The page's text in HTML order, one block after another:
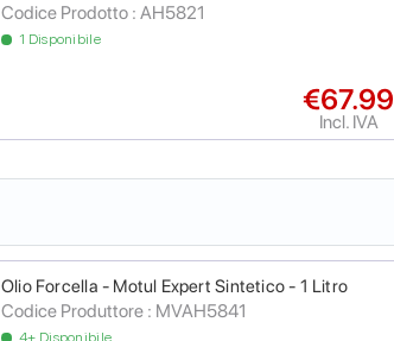
Codice Prodotto : AH5821
1 Disponibile
€67.99
Incl. IVA
Olio Forcella - Motul Expert Sintetico - 1 Litro
Codice Produttore : MVAH5841
4+ Disponibile